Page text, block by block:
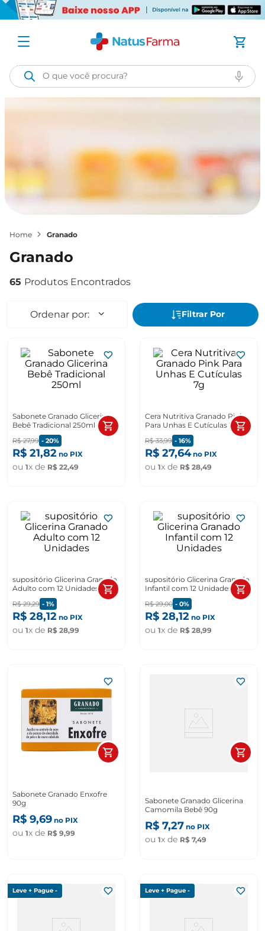
O que você procura?
granado
granado
65
Sabonete Granado Glicerina
Bebê Tradicional 250ml
R$ 27,99 - 20%
R$ 21,82 no PIX
ou 1x de R$ 22,49
Cera Nutritiva Granado Pink
Para Unhas E Cutículas 7g
R$ 33,99 - 16%
R$ 27,64no PIX
ou 1x de R$ 28,49
supositório Glicerina Granado
Adulto com 12 Unidades
R$ 29,29 - 1%
R$ 28,12 no PIX
ou 1x de R$ 28,99
supositório Glicerina Granado
Infantil com 12 Unidades
R$ 29,00 - 0%
R$ 28,12 no PIX
ou 1x de R$ 28,99
Sabonete Granado Enxofre
90g
R$ 9,69 no PIX
ou 1x de R$ 9,99
Sabonete Granado Glicerina
Camomila Bebê 90g
R$ 7,27 no PIX
ou 1x de R$ 7,49
Leve + Pague - Leve + Pague -